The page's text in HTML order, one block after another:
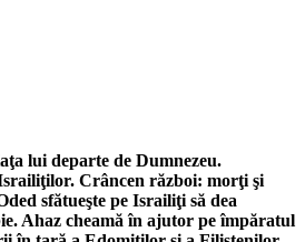
lui departe de Dumnezeu.
Crâncen război: morţi şi
sfătueşte pe Israiliţi să dea
Ahaz cheamă în ajutor pe împăratul